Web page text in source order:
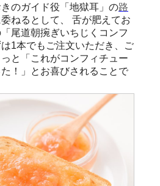
のガイド役「地獄耳」の路
委ねるとして、 舌が肥えてお
尾道朝捥ぎいちじくコンフ
1本でもご注文いただき、ご
と「これがコンフィチュー
！」とお喜びされることで